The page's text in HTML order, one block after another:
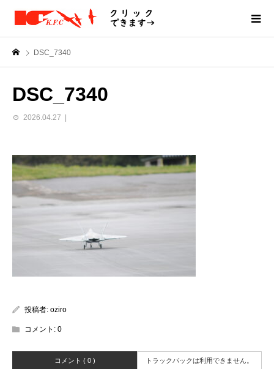
DSC_7340
DSC_7340
2026.04.27
投稿者: oziro
コメント: 0
コメント ( 0 ) トラックバックは利用できません。